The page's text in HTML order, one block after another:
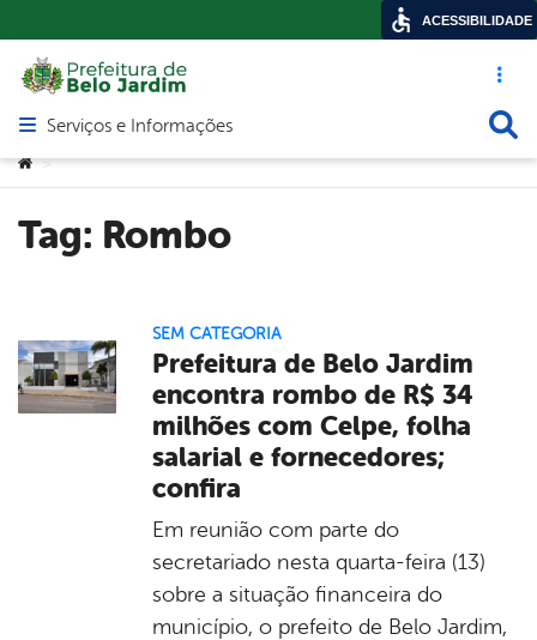
Acesso
Abrir menu principal de navegação
Serviços e Informações
Você está aqui:
>
Tag: Rombo
SEM CATEGORIA
Prefeitura de Belo Jardim
encontra rombo de R$ 34
milhões com Celpe, folha
salarial e fornecedores;
confira
Em reunião com parte do
secretariado nesta quarta-feira (13)
sobre a situação financeira do
município, o prefeito de Belo Jardim,
ACESSIBILIDADE